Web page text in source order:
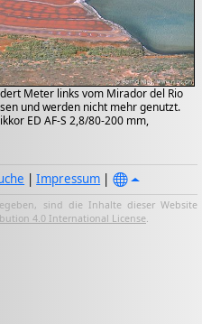
Meter links vom Mirador del Rio
und werden nicht mehr genutzt.
ED AF-S 2,8/80-200 mm,
|Impressum |
sind die Inhalte dieser Website
4.0 International License.